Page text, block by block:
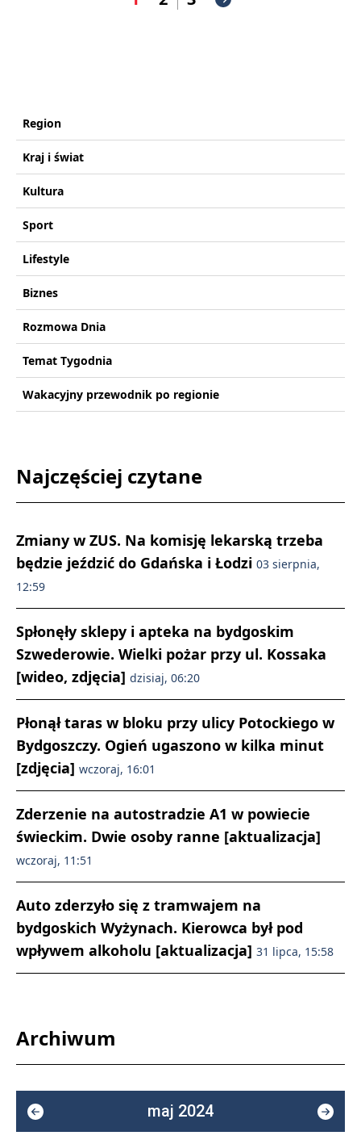
Region
Kraj i świat
Kultura
Sport
Lifestyle
Biznes
Rozmowa Dnia
Temat Tygodnia
Wakacyjny przewodnik po regionie
Najczęściej czytane
Zmiany w ZUS. Na komisję lekarską trzeba
będzie jeździć do Gdańska i Łodzi 03 sierpnia,
12:59
Spłonęły sklepy i apteka na bydgoskim
Szwederowie. Wielki pożar przy ul. Kossaka
[wideo, zdjęcia] dzisiaj, 06:20
Płonął taras w bloku przy ulicy Potockiego w
Bydgoszczy. Ogień ugaszono w kilka minut
[zdjęcia] wczoraj, 16:01
Zderzenie na autostradzie A1 w powiecie
świeckim. Dwie osoby ranne [aktualizacja]
wczoraj, 11:51
Auto zderzyło się z tramwajem na
bydgoskich Wyżynach. Kierowca był pod
wpływem alkoholu [aktualizacja] 31 lipca, 15:58
Archiwum
maj 2024